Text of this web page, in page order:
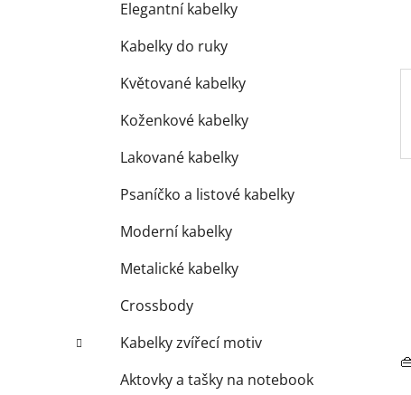
Elegantní kabelky
Kabelky do ruky
Květované kabelky
Koženkové kabelky
Lakované kabelky
Psaníčko a listové kabelky
Moderní kabelky
Metalické kabelky
Crossbody
Kabelky zvířecí motiv
Aktovky a tašky na notebook